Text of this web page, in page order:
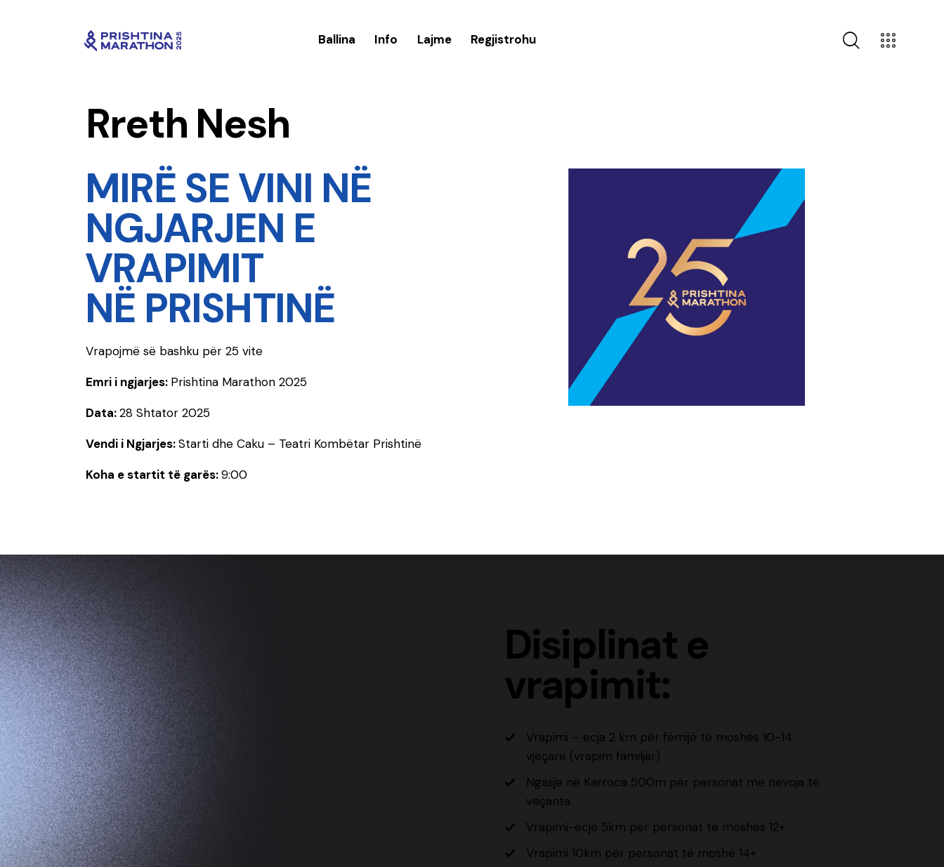
Ballina Info Lajme Regjistrohu
Rreth Nesh
MIRË SE VINI NË
NGJARJEN E
VRAPIMIT
NË PRISHTINË
Vrapojmë së bashku për 25 vite
Emri i ngjarjes: Prishtina Marathon 2025
Data:28 Shtator 2025
Vendi i Ngjarjes:Starti dhe Caku – Teatri Kombëtar Prishtinë
Koha e startit të garës:9:00
Disiplinat e
vrapimit:
Vrapimi – ecja 2 km për fëmijë të moshës 10-14
vjeçare (vrapim familjar)
Ngasje në Karroca 500m për personat me nevoja të
veçanta
Vrapimi-ecje 5km për personat të moshës 12+
Vrapimi 10km për personat të moshë 14+